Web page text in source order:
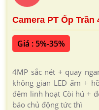
Camera PT Ốp Trần
Giá : 5%-35%
4MP sắc nét + quay
không gian LED ấm +
đêm linh hoạt Còi hú +
báo chủ động tức thì